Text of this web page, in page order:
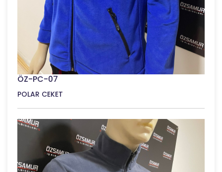
ÖZ-PC-07
POLAR CEKET